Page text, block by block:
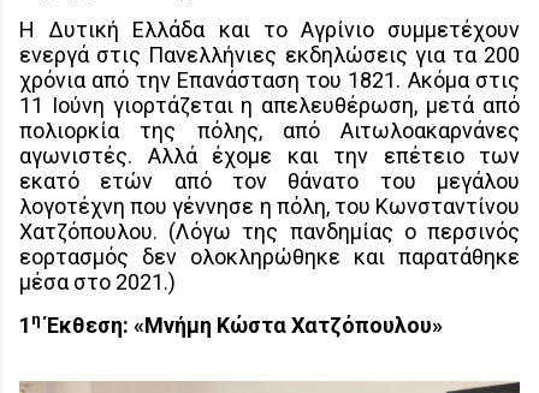
Η Δυτική Ελλάδα και το Αγρίνιο συμμετέχουν
ενεργά στις Πανελλήνιες εκδηλώσεις για τα 200
χρόνια από την Επανάσταση του 1821. Ακόμα στις
11 Ιούνη γιορτάζεται η απελευθέρωση, μετά από
πολιορκία της πόλης, από Αιτωλοακαρνάνες
αγωνιστές. Αλλά έχομε και την επέτειο των
εκατό ετών από τον θάνατο του μεγάλου
λογοτέχνη που γέννησε η πόλη, του Κωνσταντίνου
Χατζόπουλου. (Λόγω της πανδημίας ο περσινός
εορτασμός δεν ολοκληρώθηκε και παρατάθηκε
μέσα στο 2021.)
1 ηΈκθεση: «Μνήμη Κώστα Χατζόπουλου»